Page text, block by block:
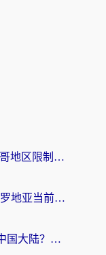
在国外看世界杯法国VS摩洛哥地区限制？这篇指南让你流畅看中文解说无压力
在国外看世界杯英格兰 vs 克罗地亚当前地区不可播放？这篇指南帮你搞定所有海外观赛难题
在海外看央视频世界杯仅限中国大陆？这篇指南帮你解锁中文解说+无卡顿直播